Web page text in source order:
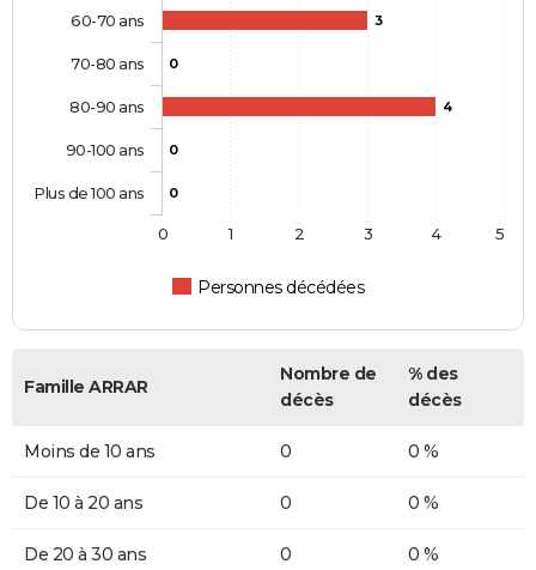
3
0
4
0
0
Personnes décédées
60-70 ans
70-80 ans
80-90 ans
90-100 ans
Plus de 100 ans
0 1 2 3 4 5
Famille ARRAR
Nombre de
décès
% des
décès
Moins de 10 ans 0 0 %
De 10 à 20 ans 0 0 %
De 20 à 30 ans 0 0 %